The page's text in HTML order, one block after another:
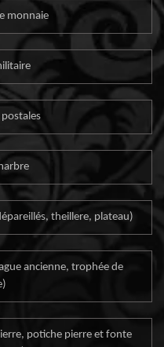
monnaie
theillere, plateau)
ancienne, trophée de
potiche pierre et fonte